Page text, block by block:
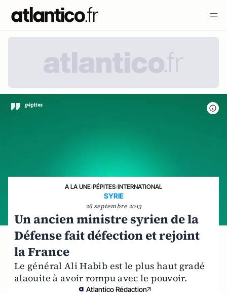
A LA UNE›PÉPITES›INTERNATIONAL
SYRIE
26 septembre 2013
Un ancien ministre syrien de la
Défense fait défection et rejoint
la France
Le général Ali Habib est le plus haut gradé
alaouite à avoir rompu avec le pouvoir.
Atlantico Rédaction